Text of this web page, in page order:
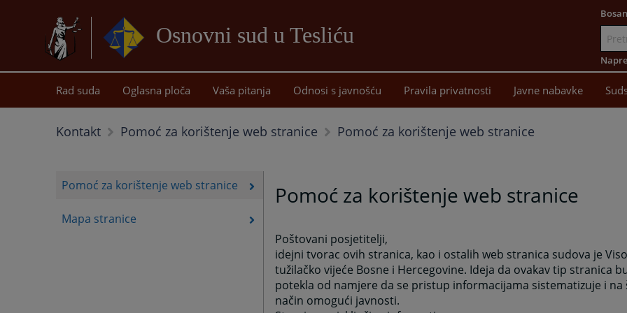
Osnovni sud u Tesliću
sadržaj
Rad suda Oglasna ploča Vaša pitanja Odnosi s javnošću Pravila privatnosti Javne nabavke
Kontakt Pomoć za korištenje web stranice Pomoć za korištenje web stranice
Pomoć za korištenje web stranice
Mapa stranice
Pomoć za korištenje web stranice
Poštovani posjetitelji,
idejni tvorac ovih stranica, kao i ostalih web stranica sudova je
tužilačko vijeće Bosne i Hercegovine. Ideja da ovakav tip stranica
potekla od namjere da se pristup informacijama sistematizuje i
način omogući javnosti.